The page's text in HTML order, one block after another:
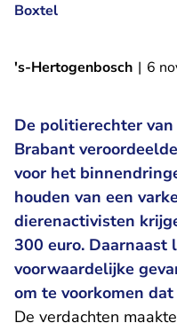
Boxtel
's-Hertogenbosch | 6
De politierechter
Brabant
voor het
houden van een
dierenactivisten
300 euro. Daarnaast
voorwaardelijke
om te voorkomen
De verdachten